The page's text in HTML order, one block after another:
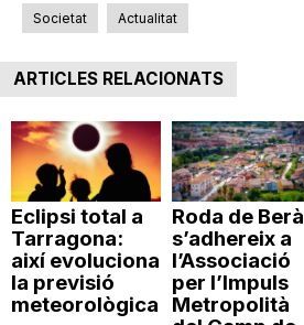
Societat Actualitat
ARTICLES RELACIONATS
Eclipsi total a
Tarragona:
així evoluciona
la previsió
meteorològica
Roda de Berà
s’adhereix a
l’Associació
per l’Impuls
Metropolità